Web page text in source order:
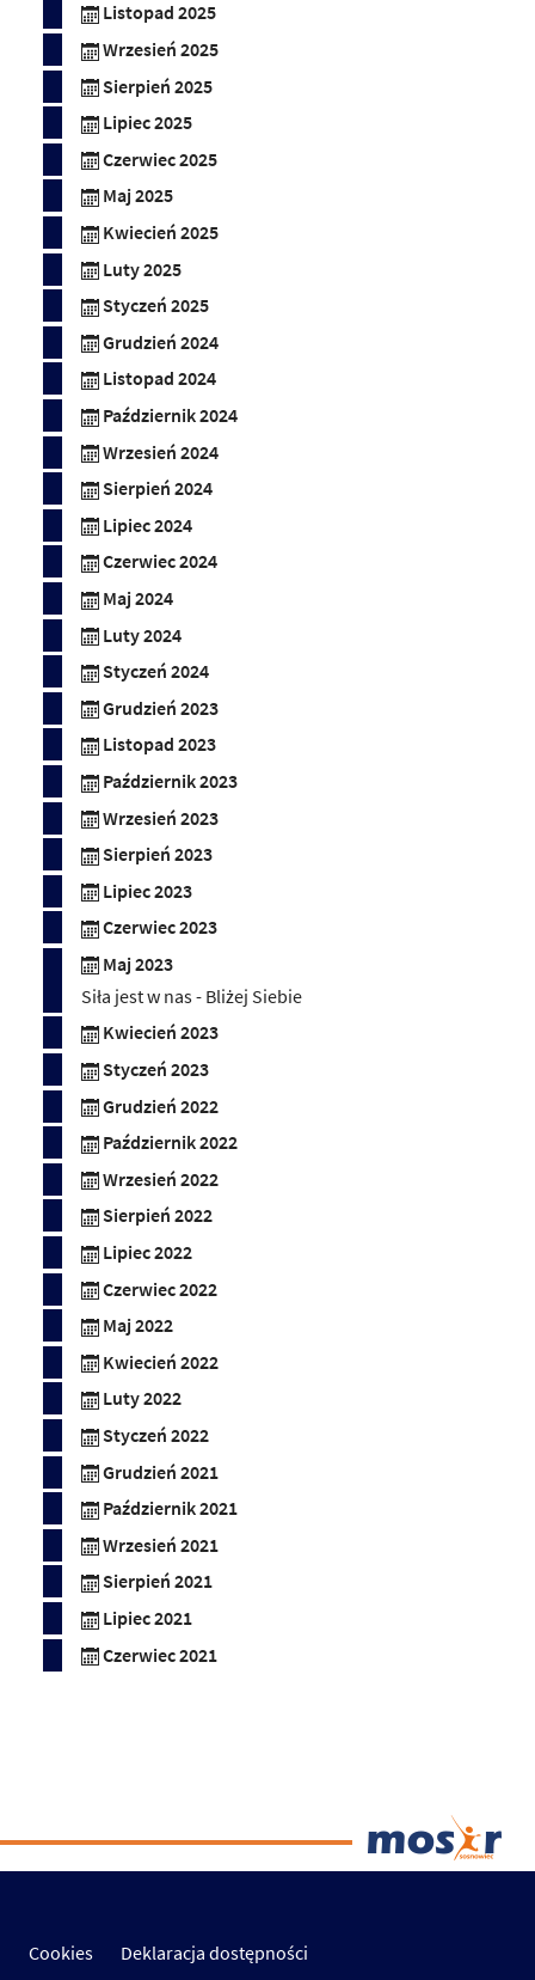
Listopad 2025
Wrzesień 2025
Sierpień 2025
Lipiec 2025
Czerwiec 2025
Maj 2025
Kwiecień 2025
Luty 2025
Styczeń 2025
Grudzień 2024
Listopad 2024
Październik 2024
Wrzesień 2024
Sierpień 2024
Lipiec 2024
Czerwiec 2024
Maj 2024
Luty 2024
Styczeń 2024
Grudzień 2023
Listopad 2023
Październik 2023
Wrzesień 2023
Sierpień 2023
Lipiec 2023
Czerwiec 2023
Maj 2023
Siła jest w nas - Bliżej Siebie
Kwiecień 2023
Styczeń 2023
Grudzień 2022
Październik 2022
Wrzesień 2022
Sierpień 2022
Lipiec 2022
Czerwiec 2022
Maj 2022
Kwiecień 2022
Luty 2022
Styczeń 2022
Grudzień 2021
Październik 2021
Wrzesień 2021
Sierpień 2021
Lipiec 2021
Czerwiec 2021
Cookies Deklaracja dostępności